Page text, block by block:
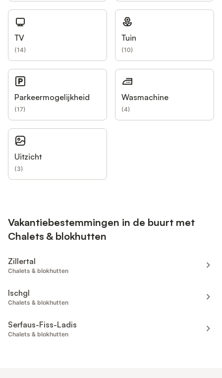
TV
(14)
Tuin
(10)
Parkeermogelijkheid
(17)
Wasmachine
(4)
Uitzicht
(3)
Vakantiebestemmingen in de buurt met
Chalets & blokhutten
Zillertal
Chalets & blokhutten
Ischgl
Chalets & blokhutten
Serfaus-Fiss-Ladis
Chalets & blokhutten